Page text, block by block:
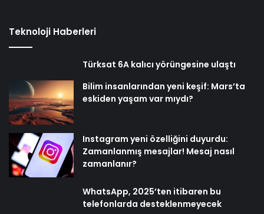
Teknoloji Haberleri
Türksat 6A kalıcı yörüngesine ulaştı
Bilim insanlarından yeni keşif: Mars’ta
eskiden yaşam var mıydı?
Instagram yeni özelliğini duyurdu:
Zamanlanmış mesajlar! Mesaj nasıl
zamanlanır?
WhatsApp, 2025’ten itibaren bu
telefonlarda desteklenmeyecek